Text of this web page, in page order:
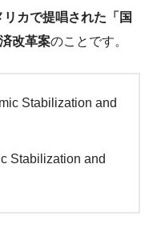
カで提唱された「国
改革案のことです。
Stabilization and
Stabilization and